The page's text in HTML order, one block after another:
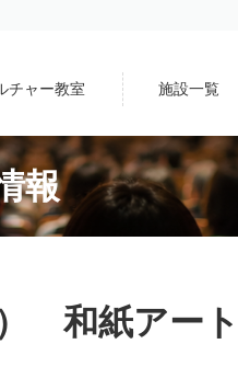
チャー教室 施設一覧
報
和紙アー